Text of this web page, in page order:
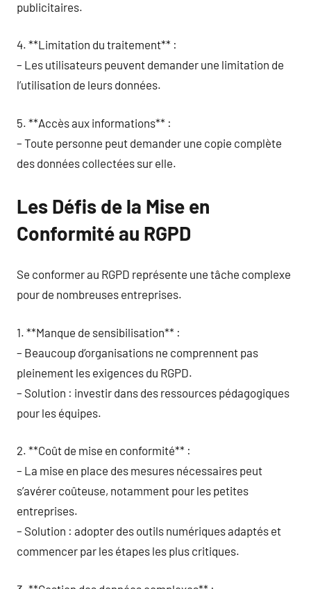
publicitaires.
4. **Limitation du traitement** :
– Les utilisateurs peuvent demander une limitation de
l’utilisation de leurs données.
5. **Accès aux informations** :
– Toute personne peut demander une copie complète
des données collectées sur elle.
Les Défis de la Mise en
Conformité au RGPD
Se conformer au RGPD représente une tâche complexe
pour de nombreuses entreprises.
1. **Manque de sensibilisation** :
– Beaucoup d’organisations ne comprennent pas
pleinement les exigences du RGPD.
– Solution : investir dans des ressources pédagogiques
pour les équipes.
2. **Coût de mise en conformité** :
– La mise en place des mesures nécessaires peut
s’avérer coûteuse, notamment pour les petites
entreprises.
– Solution : adopter des outils numériques adaptés et
commencer par les étapes les plus critiques.